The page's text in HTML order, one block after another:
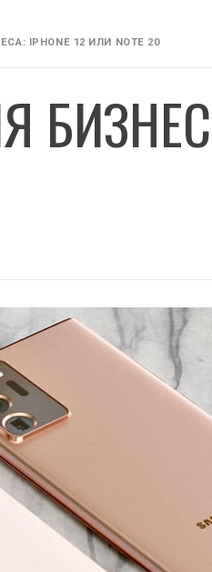
IPHONE 12 ИЛИ NOTE 20